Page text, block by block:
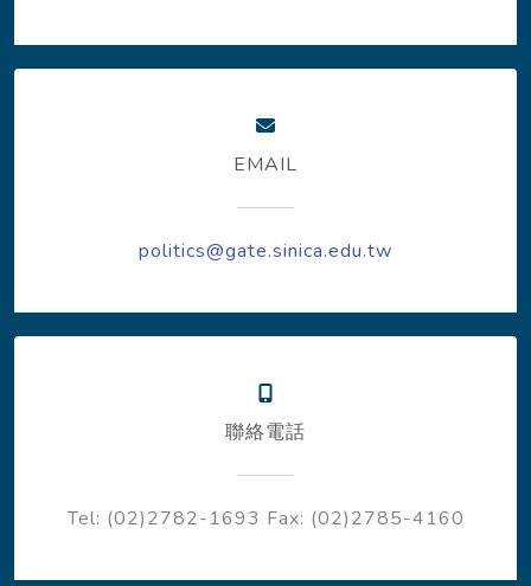
EMAIL
politics@gate.sinica.edu.tw
聯絡電話
Tel: (02)2782-1693 Fax: (02)2785-4160